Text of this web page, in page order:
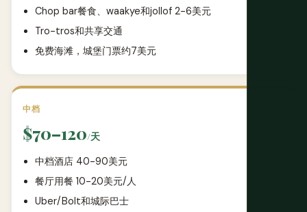
Chop bar餐食、waakye和jollof 2-6美元
Tro-tros和共享交通
免费海滩，城堡门票约7美元
中档
$70–120/天
中档酒店 40-90美元
餐厅用餐 10-20美元/人
Uber/Bolt和城际巴士